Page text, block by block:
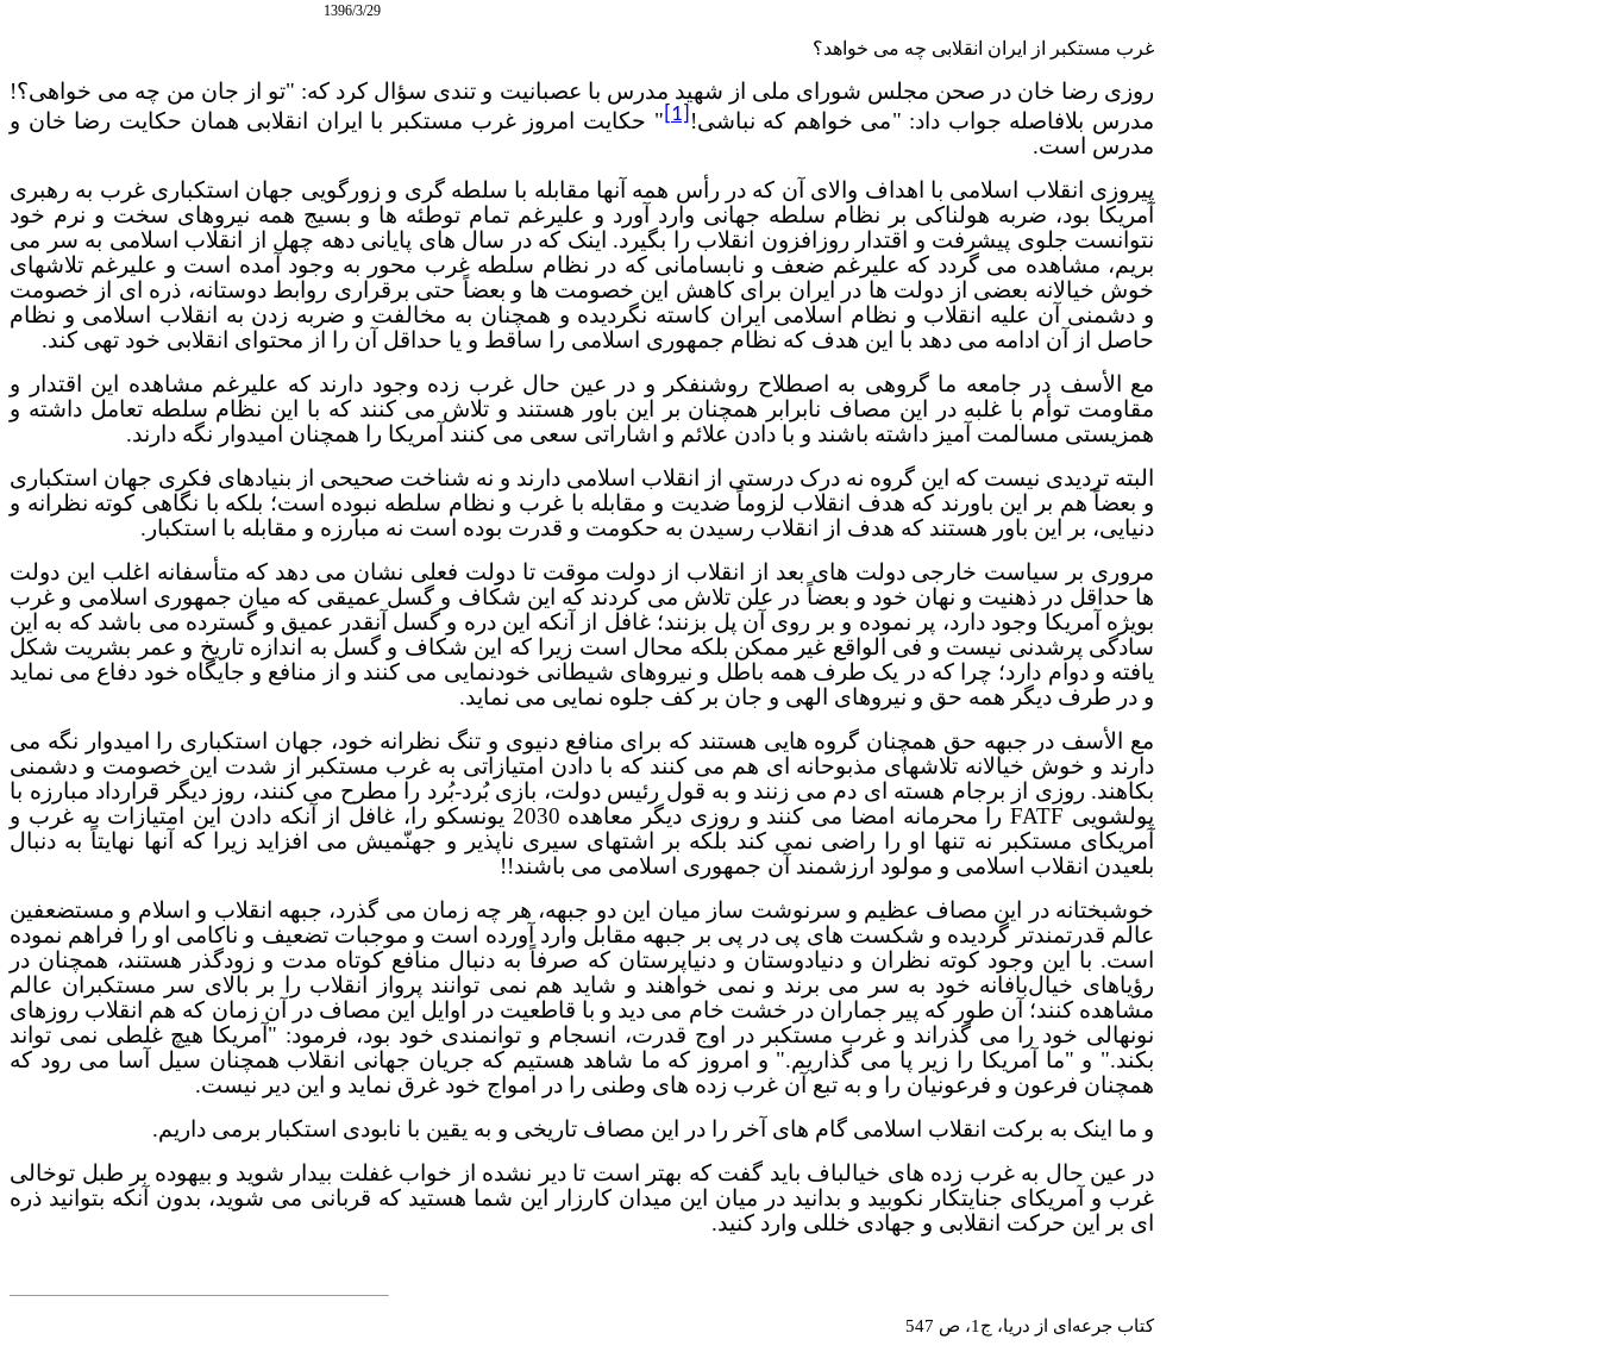
1396/3/29
غرب مستکبر از ایران انقلابی چه می خواهد؟
روزی رضا خان در صحن مجلس شورای ملی از شهید مدرس با عصبانیت و تندی سؤال کرد که: "تو از جان من چه می خواهی؟!
مدرس بلافاصله جواب داد: "می خواهم که نباشی! [1]
" حکایت امروز غرب مستکبر با ایران انقلابی همان حکایت رضا خان و
مدرس است.
پیروزی انقلاب اسلامی با اهداف والای آن که در رأس همه آنها مقابله با سلطه گری و زورگویی جهان استکباری غرب به رهبری
آمریکا بود، ضربه هولناکی بر نظام سلطه جهانی وارد آورد و علیرغم تمام توطئه ها و بسیج همه نیروهای سخت و نرم خود
نتوانست جلوی پیشرفت و اقتدار روزافزون انقلاب را بگیرد. اینک که در سال های پایانی دهه چهل از انقلاب اسلامی به سر می
بریم، مشاهده می گردد که علیرغم ضعف و نابسامانی که در نظام سلطه غرب محور به وجود آمده است و علیرغم تلاشهای
خوش خیالانه بعضی از دولت ها در ایران برای کاهش این خصومت ها و بعضاً حتی برقراری روابط دوستانه، ذره ای از خصومت
و دشمنی آن علیه انقلاب و نظام اسلامی ایران کاسته نگردیده و همچنان به مخالفت و ضربه زدن به انقلاب اسلامی و نظام
حاصل از آن ادامه می دهد با این هدف که نظام جمهوری اسلامی را ساقط و یا حداقل آن را از محتوای انقلابی خود تهی کند.
مع الأسف در جامعه ما گروهی به اصطلاح روشنفکر و در عین حال غرب زده وجود دارند که علیرغم مشاهده این اقتدار و
مقاومت توأم با غلبه در این مصاف نابرابر همچنان بر این باور هستند و تلاش می کنند که با این نظام سلطه تعامل داشته و
همزیستی مسالمت آمیز داشته باشند و با دادن علائم و اشاراتی سعی می کنند آمریکا را همچنان امیدوار نگه دارند.
البته تردیدی نیست که این گروه نه درک درستی از انقلاب اسلامی دارند و نه شناخت صحیحی از بنیادهای فکری جهان استکباری
و بعضاً هم بر این باورند که هدف انقلاب لزوماً ضدیت و مقابله با غرب و نظام سلطه نبوده است؛ بلکه با نگاهی کوته نظرانه و
دنیایی، بر این باور هستند که هدف از انقلاب رسیدن به حکومت و قدرت بوده است نه مبارزه و مقابله با استکبار .
مروری بر سیاست خارجی دولت های بعد از انقلاب از دولت موقت تا دولت فعلی نشان می دهد که متأسفانه اغلب این دولت
ها حداقل در ذهنیت و نهان خود و بعضاً در علن تلاش می کردند که این شکاف و گسل عمیقی که میان جمهوری اسلامی و غرب
بویژه آمریکا وجود دارد، پر نموده و بر روی آن پل بزنند؛ غافل از آنکه این دره و گسل آنقدر عمیق و گسترده می باشد که به این
سادگی پرشدنی نیست و فی الواقع غیر ممکن بلکه محال است زیرا که این شکاف و گسل به اندازه تاریخ و عمر بشریت شکل
یافته و دوام دارد؛ چرا که در یک طرف همه باطل و نیروهای شیطانی خودنمایی می کنند و از منافع و جایگاه خود دفاع می نماید
و در طرف دیگر همه حق و نیروهای الهی و جان بر کف جلوه نمایی می نماید.
مع الأسف در جبهه حق همچنان گروه هایی هستند که برای منافع دنیوی و تنگ نظرانه خود، جهان استکباری را امیدوار نگه می
دارند و خوش خیالانه تلاشهای مذبوحانه ای هم می کنند که با دادن امتیازاتی به غرب مستکبر از شدت این خصومت و دشمنی
بکاهند. روزی از برجام هسته ای دم می زنند و به قول رئیس دولت، بازی بُرد-بُرد را مطرح می کنند، روز دیگر قرارداد مبارزه با
پولشویی FATF
را محرمانه امضا می کنند و روزی دیگر معاهده 2030 یونسکو را، غافل از آنکه دادن این امتیازات به غرب و
آمریکای مستکبر نه تنها او را راضی نمی کند بلکه بر اشتهای سیری ناپذیر و جهنّمیش می افزاید زیرا که آنها نهایتاً به دنبال
بلعیدن انقلاب اسلامی و مولود ارزشمند آن جمهوری اسلامی می باشند!!
خوشبختانه در این مصاف عظیم و سرنوشت ساز میان این دو جبهه، هر چه زمان می گذرد، جبهه انقلاب و اسلام و مستضعفین
عالم قدرتمندتر گردیده و شکست های پی در پی بر جبهه مقابل وارد آورده است و موجبات تضعیف و ناکامی او را فراهم نموده
است. با این وجود کوته نظران و دنیادوستان و دنیاپرستان که صرفاً به دنبال منافع کوتاه مدت و زودگذر هستند، همچنان در
رؤیاهای خیال‌بافانه خود به سر می برند و نمی خواهند و شاید هم نمی توانند پرواز انقلاب را بر بالای سر مستکبران عالم
مشاهده کنند؛ آن طور که پیر جماران در خشت خام می دید و با قاطعیت در اوایل این مصاف در آن زمان که هم انقلاب روزهای
نونهالی خود را می گذراند و غرب مستکبر در اوج قدرت، انسجام و توانمندی خود بود، فرمود: "آمریکا هیچ غلطی نمی تواند
بکند." و "ما آمریکا را زیر پا می گذاریم." و امروز که ما شاهد هستیم که جریان جهانی انقلاب همچنان سیل آسا می رود که
همچنان فرعون و فرعونیان را و به تبع آن غرب زده های وطنی را در امواج خود غرق نماید و این دیر نیست.
و ما اینک به برکت انقلاب اسلامی گام های آخر را در این مصاف تاریخی و به یقین با نابودی استکبار برمی داریم.
در عین حال به غرب زده های خیالباف باید گفت که بهتر است تا دیر نشده از خواب غفلت بیدار شوید و بیهوده بر طبل توخالی
غرب و آمریکای جنایتکار نکوبید و بدانید در میان این میدان کارزار این شما هستید که قربانی می شوید، بدون آنکه بتوانید ذره
ای بر این حرکت انقلابی و جهادی خللی وارد کنید.
کتاب جرعه‌ای از دریا، ج1، ص 547